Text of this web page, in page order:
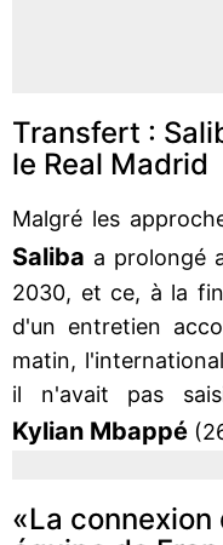
Transfert :
le Real Madrid
Malgré les
Saliba a prolongé
2030, et ce, à la
d'un entretien
matin,
il n'avait pas
Kylian Mbappé
«La connexion